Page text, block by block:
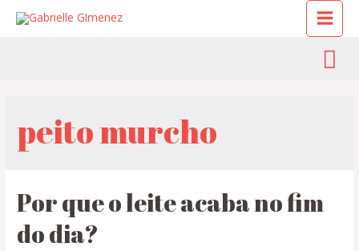
peito murcho
Por que o leite acaba no fim
do dia?